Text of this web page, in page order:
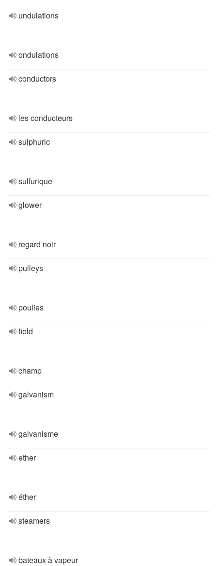
undulations
ondulations
conductors
les conducteurs
sulphuric
sulfurique
glower
regard noir
pulleys
poulies
field
champ
galvanism
galvanisme
ether
éther
steamers
bateaux à vapeur